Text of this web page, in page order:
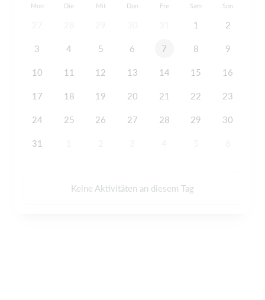
Mon Die Mit Don Fre Sam Son
1 2
3 4 5 6 7 8 9
10 11 12 13 14 15 16
17 18 19 20 21 22 23
24 25 26 27 28 29 30
31
Keine Aktivitäten an diesem Tag